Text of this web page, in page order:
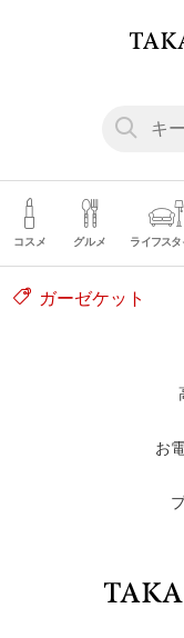
コスメ グルメ ライフスタ
ガーゼケット
お